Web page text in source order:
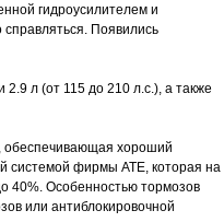
гидроусилителем и
Появились
л (от 115 до 210 л.с.), а также
обеспечивающая хороший
системой фирмы АТЕ, которая на
40%. Особенностью тормозов
или антиблокировочной